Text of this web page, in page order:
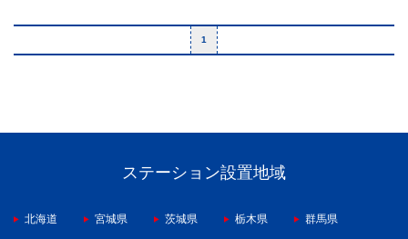
1
ステーション設置地域
北海道 宮城県 茨城県 栃木県 群馬県